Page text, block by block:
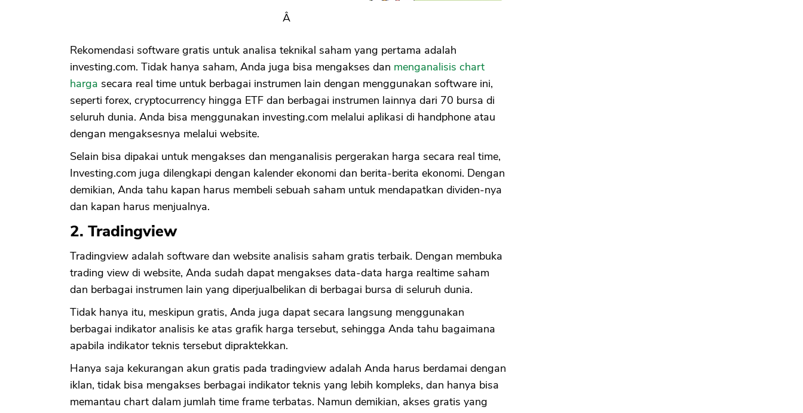
Â
Rekomendasi software gratis untuk analisa teknikal saham yang pertama adalah
investing.com. Tidak hanya saham, Anda juga bisa mengakses dan menganalisis chart
harga secara real time untuk berbagai instrumen lain dengan menggunakan software ini,
seperti forex, cryptocurrency hingga ETF dan berbagai instrumen lainnya dari 70 bursa di
seluruh dunia. Anda bisa menggunakan investing.com melalui aplikasi di handphone atau
dengan mengaksesnya melalui website.
Selain bisa dipakai untuk mengakses dan menganalisis pergerakan harga secara real time,
Investing.com juga dilengkapi dengan kalender ekonomi dan berita-berita ekonomi. Dengan
demikian, Anda tahu kapan harus membeli sebuah saham untuk mendapatkan dividen-nya
dan kapan harus menjualnya.
2. Tradingview
Tradingview adalah software dan website analisis saham gratis terbaik. Dengan membuka
trading view di website, Anda sudah dapat mengakses data-data harga realtime saham
dan berbagai instrumen lain yang diperjualbelikan di berbagai bursa di seluruh dunia.
Tidak hanya itu, meskipun gratis, Anda juga dapat secara langsung menggunakan
berbagai indikator analisis ke atas grafik harga tersebut, sehingga Anda tahu bagaimana
apabila indikator teknis tersebut dipraktekkan.
Hanya saja kekurangan akun gratis pada tradingview adalah Anda harus berdamai dengan
iklan, tidak bisa mengakses berbagai indikator teknis yang lebih kompleks, dan hanya bisa
memantau chart dalam jumlah time frame terbatas. Namun demikian, akses gratis yang